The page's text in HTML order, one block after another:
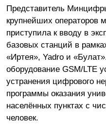
Представитель
крупнейших операторов
приступила к вводу в
базовых станций в
«Иртея», Yadro и
оборудование GSM/LTE
устранения цифрового
программы оказания
населённых пунктах с
человек.